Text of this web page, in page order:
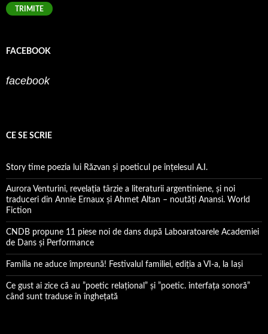
TRIMITE
FACEBOOK
facebook
CE SE SCRIE
Story time poezia lui Răzvan și poeticul pe înțelesul A.I.
Aurora Venturini, revelația târzie a literaturii argentiniene, și noi
traduceri din Annie Ernaux și Ahmet Altan – noutăți Anansi. World
Fiction
CNDB propune 11 piese noi de dans după Laboaratoarele Academiei
de Dans și Performance
Familia ne aduce împreună! Festivalul familiei, ediția a VI-a, la Iași
Ce gust ai zice că au ”poetic relațional” și ”poetic. interfața sonoră”
când sunt traduse în înghețată